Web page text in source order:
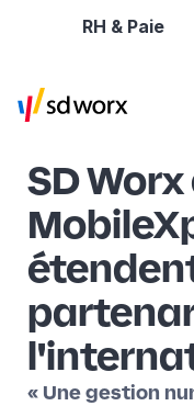
RH & Paie
SD
« Une gestion